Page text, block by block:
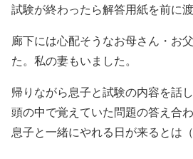
試験が終わったら解答用紙を前に渡
廊下には心配そうなお母さん・お
た。私の妻もいました。
帰りながら息子と試験の内容を話
頭の中で覚えていた問題の答え合
息子と一緒にやれる日が来るとは（